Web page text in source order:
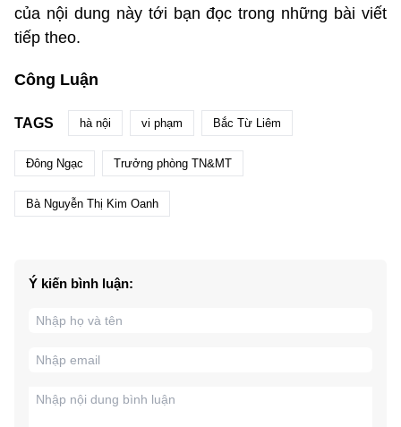
của nội dung này tới bạn đọc trong những bài viết
tiếp theo.
Công Luận
TAGS hà nội vi phạm Bắc Từ Liêm
Đông Ngạc Trưởng phòng TN&MT
Bà Nguyễn Thị Kim Oanh
Ý kiến bình luận: